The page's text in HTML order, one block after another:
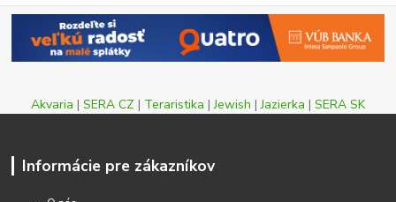
Akvaria | SERA CZ | Teraristika |Jewish |Jazierka | SERA SK
Informácie pre zákazníkov